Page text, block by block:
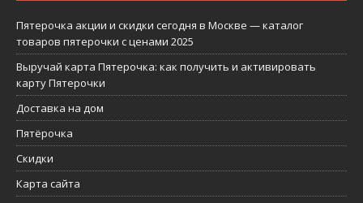
Пятерочка акции и скидки сегодня в Москве — каталог
товаров пятерочки с ценами 2025
Выручай карта Пятерочка: как получить и активировать
карту Пятерочки
Доставка на дом
Пятёрочка
Скидки
Карта сайта